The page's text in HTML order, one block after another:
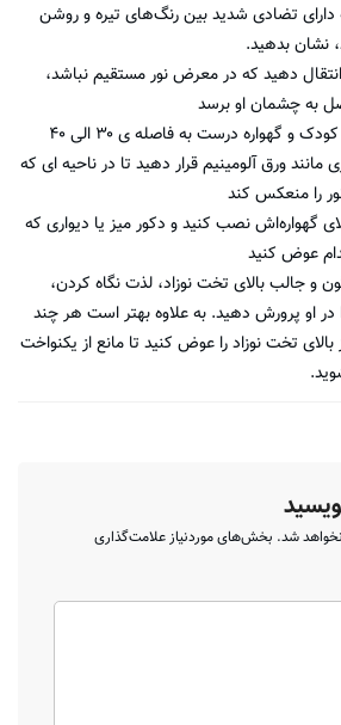
دارای تضادی شدید بین رنگ‌های تیره و روشن
نشان بدهید.
دهید که در معرض نور مستقیم نباشد،
به چشمان او برسد
در قسمت فوقانی بالای سر کودک و گهواره درست به فاصله ی ۳۰ الی ۴۰
مانند ورق آلومینیم قرار دهید تا در ناحیه ای که
را منعکس کند
گهواره‌اش نصب کنید و دکور میز یا دیواری که
عوض کنید
و جالب بالای تخت نوزاد، لذت نگاه کردن،
در او پرورش دهید. به علاوه بهتر است هر چند
تخت نوزاد را عوض کنید تا مانع از یکنواخت
شد. بخش‌های موردنیاز علامت‌گذاری